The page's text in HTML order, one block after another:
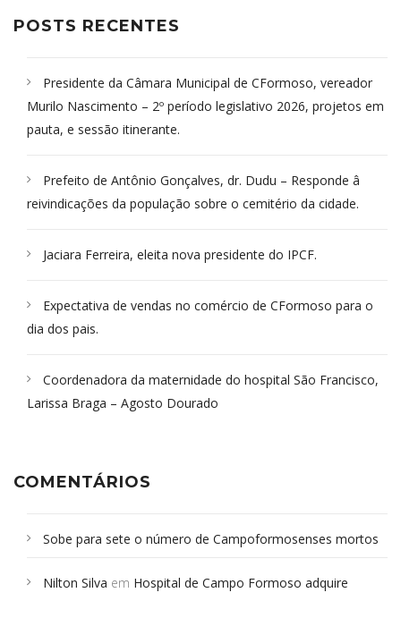
POSTS RECENTES
Presidente da Câmara Municipal de CFormoso, vereador
Murilo Nascimento – 2º período legislativo 2026, projetos em
pauta, e sessão itinerante.
Prefeito de Antônio Gonçalves, dr. Dudu – Responde â
reivindicações da população sobre o cemitério da cidade.
Jaciara Ferreira, eleita nova presidente do IPCF.
Expectativa de vendas no comércio de CFormoso para o
dia dos pais.
Coordenadora da maternidade do hospital São Francisco,
Larissa Braga – Agosto Dourado
COMENTÁRIOS
Sobe para sete o número de Campoformosenses mortos
Campoformosenses que morreram em desabamentos são
Nilton Silva em Hospital de Campo Formoso adquire